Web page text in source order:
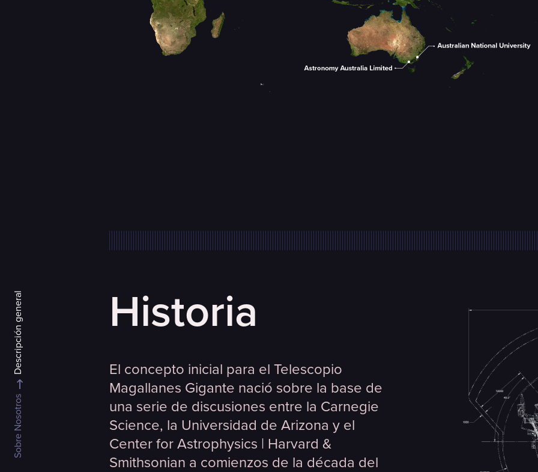
Sobre Nosotros
Descripción general Historia
El concepto inicial para el Telescopio
Magallanes Gigante nació sobre la base de
una serie de discusiones entre la Carnegie
Science, la Universidad de Arizona y el
Center for Astrophysics | Harvard &
Smithsonian a comienzos de la década del